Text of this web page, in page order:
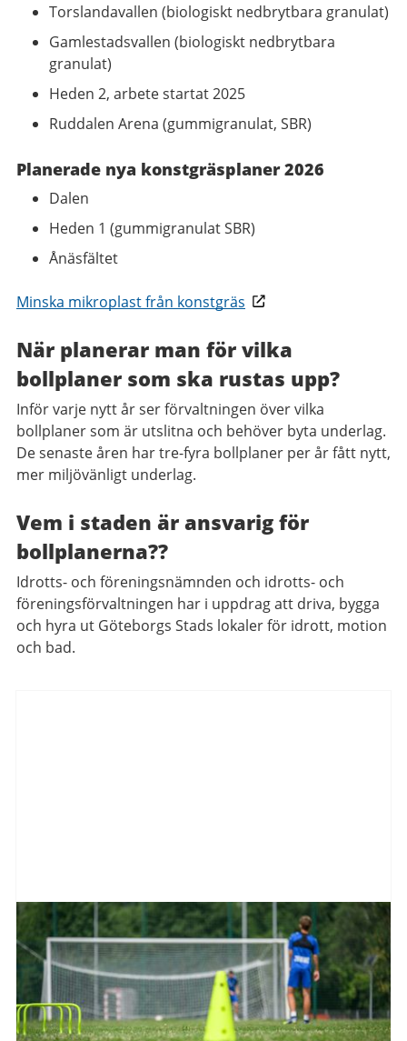
Torslandavallen (biologiskt nedbrytbara granulat)
Gamlestadsvallen (biologiskt nedbrytbara
granulat)
Heden 2, arbete startat 2025
Ruddalen Arena (gummigranulat, SBR)
Planerade nya konstgräsplaner 2026
Dalen
Heden 1 (gummigranulat SBR)
Ånäsfältet
Minska mikroplast från konstgräs
När planerar man för vilka
bollplaner som ska rustas upp?
Inför varje nytt år ser förvaltningen över vilka
bollplaner som är utslitna och behöver byta underlag.
De senaste åren har tre-fyra bollplaner per år fått nytt,
mer miljövänligt underlag.
Vem i staden är ansvarig för
bollplanerna??
Idrotts- och föreningsnämnden och idrotts- och
föreningsförvaltningen har i uppdrag att driva, bygga
och hyra ut Göteborgs Stads lokaler för idrott, motion
och bad.